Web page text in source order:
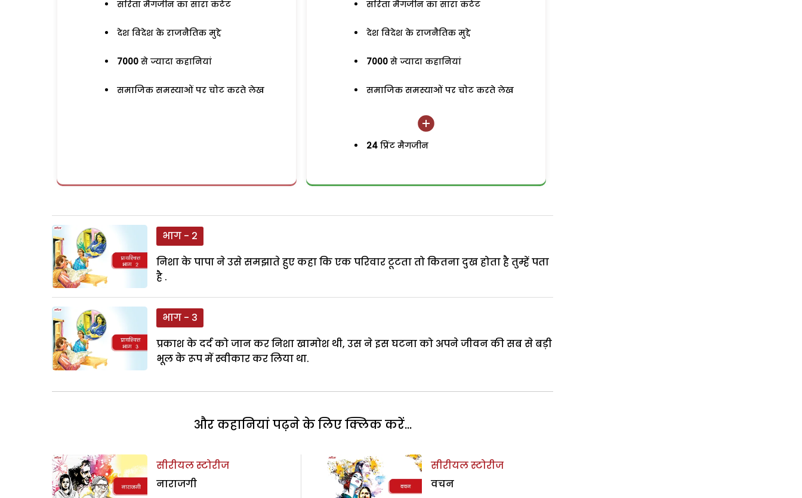
सरिता मैगजीन का सारा कंटेंट
देश विदेश के राजनैतिक मुद्दे
7000 से ज्यादा कहानियां
समाजिक समस्याओं पर चोट करते लेख
सरिता मैगजीन का सारा कंटेंट
देश विदेश के राजनैतिक मुद्दे
7000 से ज्यादा कहानियां
समाजिक समस्याओं पर चोट करते लेख
24 प्रिंट मैगजीन
भाग - 2
निशा के पापा ने उसे समझाते हुए कहा कि एक परिवार टूटता तो कितना दुख होता है तुम्हें पता
है .
भाग - 3
प्रकाश के दर्द को जान कर निशा खामोश थी, उस ने इस घटना को अपने जीवन की सब से बड़ी
भूल के रूप में स्वीकार कर लिया था.
और कहानियां पढ़ने के लिए क्लिक करें...
सीरीयल स्टोरीज
नाराजगी
सीरीयल स्टोरीज
वचन